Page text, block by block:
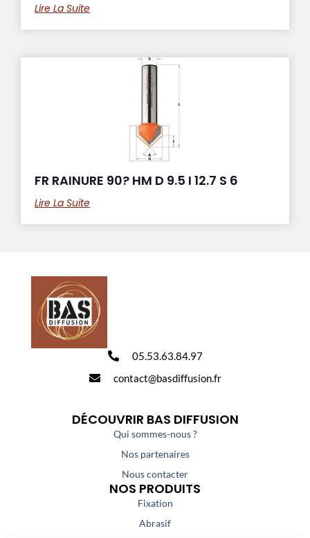
Lire La Suite
FR RAINURE 90? HM D 9.5 I 12.7 S 6
Lire La Suite
05.53.63.84.97
contact@basdiffusion.fr
DÉCOUVRIR BAS DIFFUSION
Qui sommes-nous ?
Nos partenaires
Nous contacter
NOS PRODUITS
Fixation
Abrasif